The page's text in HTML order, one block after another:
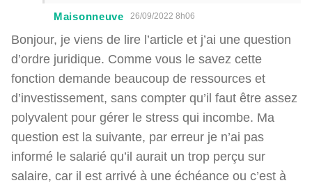
Maisonneuve 26/09/2022 8h06
Bonjour, je viens de lire l’article et j’ai une question
d’ordre juridique. Comme vous le savez cette
fonction demande beaucoup de ressources et
d’investissement, sans compter qu’il faut être assez
polyvalent pour gérer le stress qui incombe. Ma
question est la suivante, par erreur je n’ai pas
informé le salarié qu’il aurait un trop perçu sur
salaire, car il est arrivé à une échéance ou c’est à